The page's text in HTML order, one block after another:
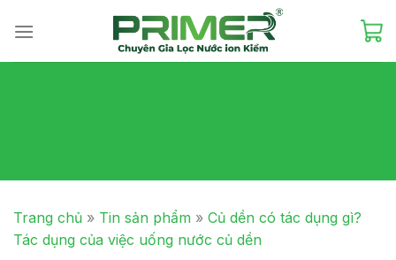
Trang chủ » Tin sản phẩm » Củ dền có tác dụng gì?
Tác dụng của việc uống nước củ dền